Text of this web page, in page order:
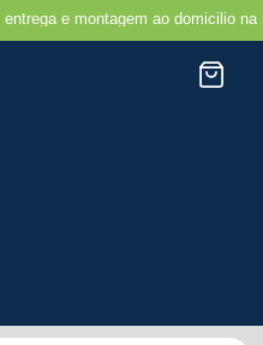
montagem ao domicilio na região